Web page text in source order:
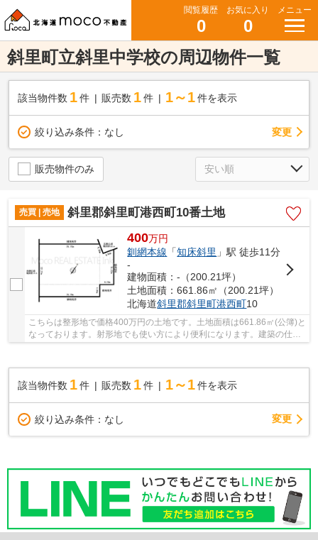
閲覧履歴
0
お気に入り
0
メニュー
斜里町立斜里中学校の周辺物件一覧
該当物件数 1件 販売数 1 件 1～1 件を表示
絞り込み条件： なし 変更
販売物件のみ
売買 | 売地 斜里郡斜里町港西町10番土地
400万円
釧網本線 「知床斜里 」駅 徒歩11分
-
建物面積：-（200.21坪）
土地面積：661.86㎡（200.21坪）
北海道斜里郡斜里町港西町10
こちらは整形地で価格400万円の土地です。土地面積は661.86㎡(公簿)と
なっております。射形地でも使い方により便利になります。建築の仕方
該当物件数 1件 販売数 1 件 1～1 件を表示
絞り込み条件： なし 変更